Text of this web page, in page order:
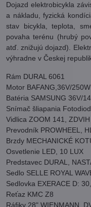
Dojazd elektrobicykla
a nákladu, fyzická
stav bicykla, teplota,
povaha terénu (hrubý
atď. znižujú dojazd).
výhradne v Českej
Rám DURAL 6061
Motor BAFANG,36V/250W
Batéria SAMSUNG 36V/
Snímač šliapania
Vidlica ZOOM 141,
Prevodník PROWHEEL,
Brzdy MECHANICKÉ
Osvetlenie LED, 10 LUX
Predstavec DURAL,
Sedlo SELLE ROYAL
Sedlovka EXERACE D:
Reťaz KMC Z8
Ráfiky 28" WIENMANN,